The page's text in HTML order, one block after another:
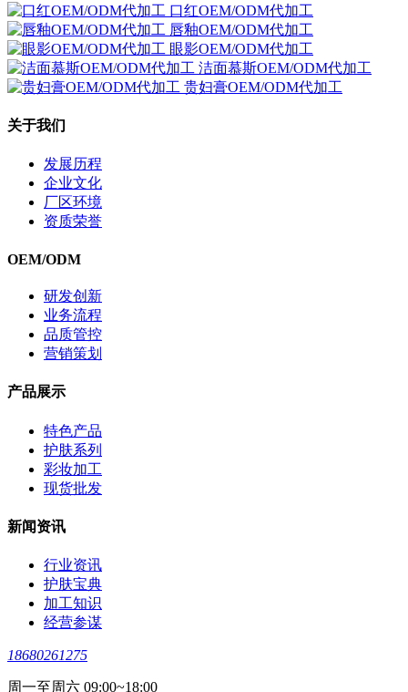
口红OEM/ODM代加工
唇釉OEM/ODM代加工
眼影OEM/ODM代加工
洁面慕斯OEM/ODM代加工
贵妇膏OEM/ODM代加工
关于我们
发展历程
企业文化
厂区环境
资质荣誉
OEM/ODM
研发创新
业务流程
品质管控
营销策划
产品展示
特色产品
护肤系列
彩妆加工
现货批发
新闻资讯
行业资讯
护肤宝典
加工知识
经营参谋
18680261275
周一至周六 09:00~18:00